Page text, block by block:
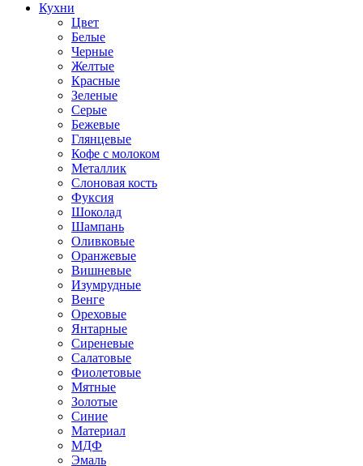
Кухни
Цвет
Белые
Черные
Желтые
Красные
Зеленые
Серые
Бежевые
Глянцевые
Кофе с молоком
Металлик
Слоновая кость
Фуксия
Шоколад
Шампань
Оливковые
Оранжевые
Вишневые
Изумрудные
Венге
Ореховые
Янтарные
Сиреневые
Салатовые
Фиолетовые
Мятные
Золотые
Синие
Материал
МДФ
Эмаль